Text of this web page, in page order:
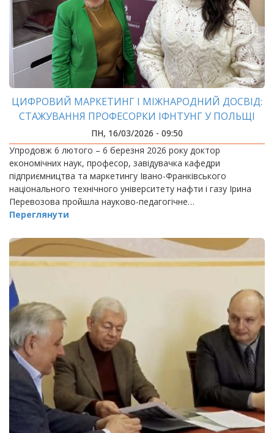
ЦИФРОВИЙ МАРКЕТИНГ І МІЖНАРОДНИЙ ДОСВІД:
СТАЖУВАННЯ ПРОФЕСОРКИ ІФНТУНГ У ПОЛЬЩІ
ПН, 16/03/2026 - 09:50
Упродовж 6 лютого – 6 березня 2026 року доктор
економічних наук, професор, завідувачка кафедри
підприємництва та маркетингу Івано-Франківського
національного технічного університету нафти і газу Ірина
Перевозова пройшла науково-педагогічне…
Переглянути